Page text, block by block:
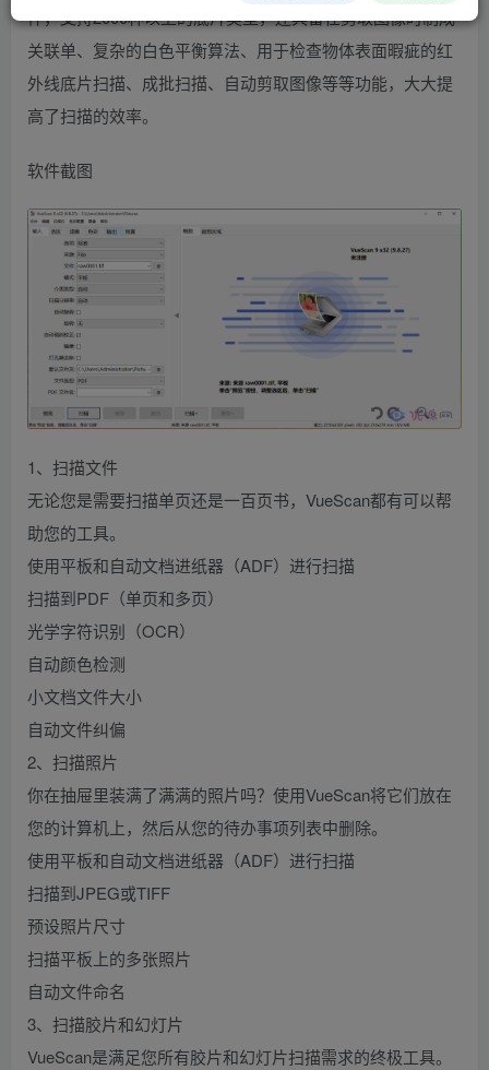
件，支持2000种以上的底片类型，还具备在剪取图像时制成
关联单、复杂的白色平衡算法、用于检查物体表面暇疵的红
外线底片扫描、成批扫描、自动剪取图像等等功能，大大提
高了扫描的效率。
软件截图
1、扫描文件
无论您是需要扫描单页还是一百页书，VueScan都有可以帮
助您的工具。
使用平板和自动文档进纸器（ADF）进行扫描
扫描到PDF（单页和多页）
光学字符识别（OCR）
自动颜色检测
小文档文件大小
自动文件纠偏
2、扫描照片
你在抽屉里装满了满满的照片吗？使用VueScan将它们放在
您的计算机上，然后从您的待办事项列表中删除。
使用平板和自动文档进纸器（ADF）进行扫描
扫描到JPEG或TIFF
预设照片尺寸
扫描平板上的多张照片
自动文件命名
3、扫描胶片和幻灯片
VueScan是满足您所有胶片和幻灯片扫描需求的终极工具。